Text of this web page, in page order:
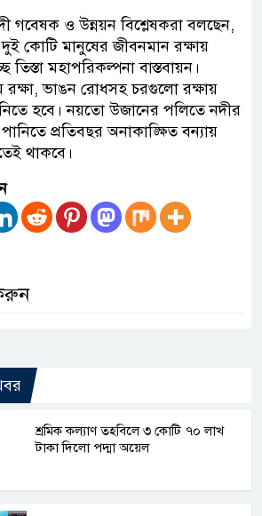
গবেষক ও উন্নয়ন বিশ্লেষকরা বলছেন,
কোটি মানুষের জীবনমান রক্ষায়
তিস্তা মহাপরিকল্পনা বাস্তবায়ন।
রক্ষা, ভাঙন রোধসহ চরগুলো রক্ষায়
হবে। নয়তো উজানের পলিতে নদীর
প্রতিবছর অনাকাঙ্ক্ষিত বন্যায়
থাকবে।
শ্রমিক কল্যাণ তহবিলে ৩ কোটি ৭০ লাখ
টাকা দিলো পদ্মা অয়েল